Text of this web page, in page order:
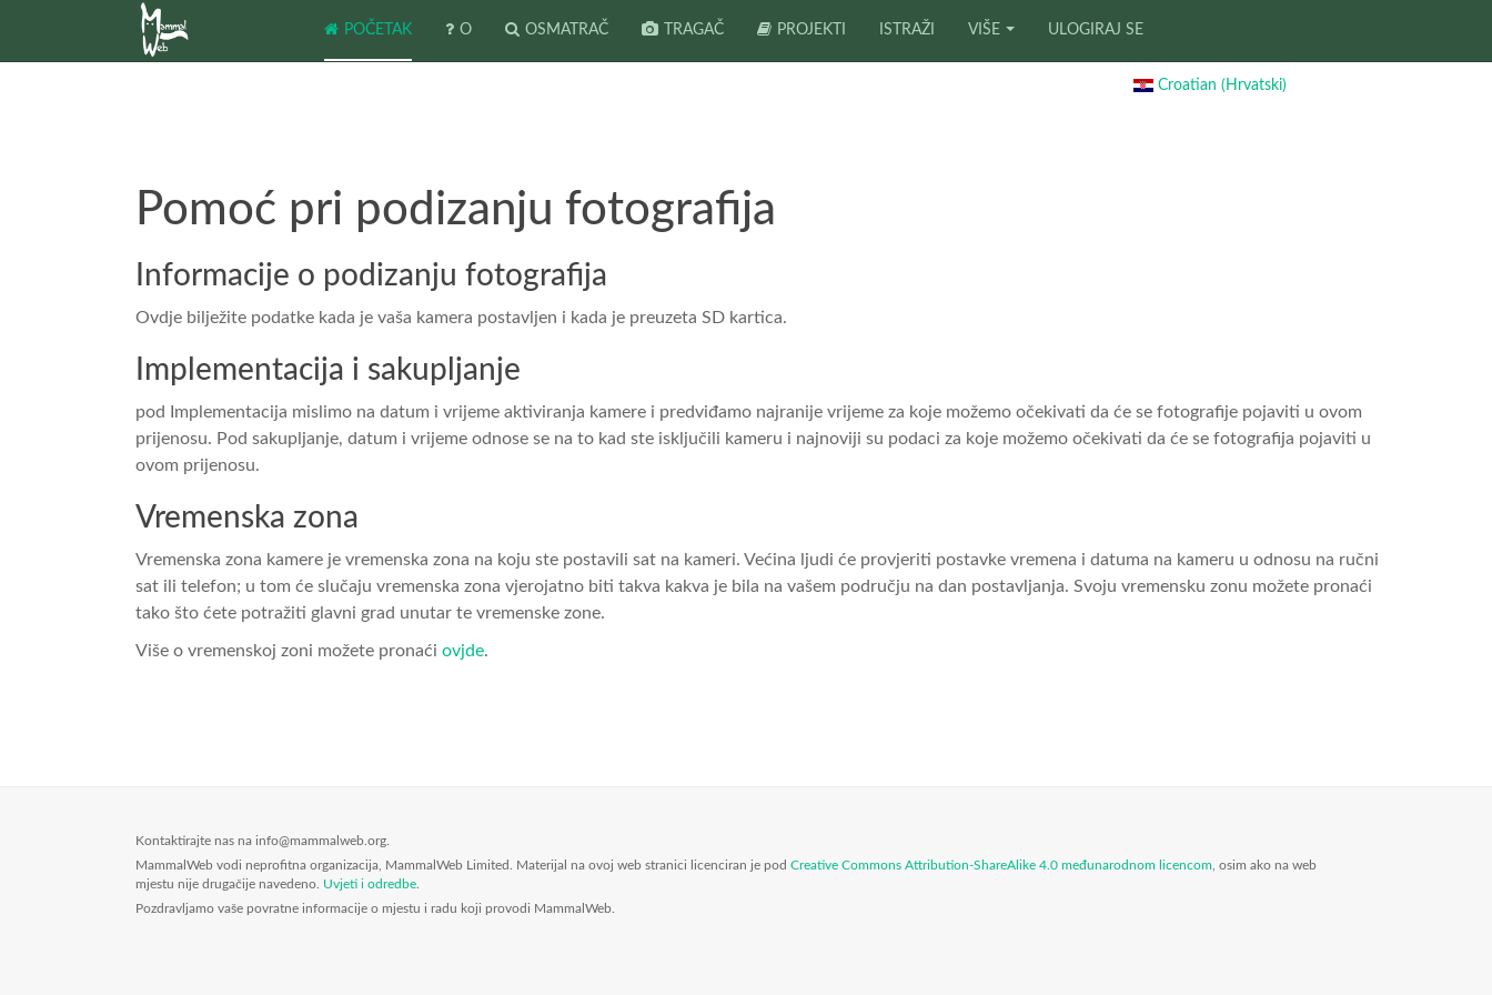
Croatian (Hrvatski)
POČETAK O OSMATRAČ TRAGAČ PROJEKTI ISTRAŽI VIŠE ULOGIRAJ SE
Pomoć pri podizanju fotografija
Informacije o podizanju fotografija
Ovdje bilježite podatke kada je vaša kamera postavljen i kada je preuzeta SD kartica.
Implementacija i sakupljanje
pod Implementacija mislimo na datum i vrijeme aktiviranja kamere i predviđamo najranije vrijeme za koje možemo očekivati ​​da će se fotografije pojaviti u ovom
prijenosu. Pod sakupljanje, datum i vrijeme odnose se na to kad ste isključili kameru i najnoviji su podaci za koje možemo očekivati ​​da će se fotografija pojaviti u
ovom prijenosu.
Vremenska zona
Vremenska zona kamere je vremenska zona na koju ste postavili sat na kameri. Većina ljudi će provjeriti postavke vremena i datuma na kameru u odnosu na ručni
sat ili telefon; u tom će slučaju vremenska zona vjerojatno biti takva kakva je bila na vašem području na dan postavljanja. Svoju vremensku zonu možete pronaći
tako što ćete potražiti glavni grad unutar te vremenske zone.
Više o vremenskoj zoni možete pronaći ovjde.
Kontaktirajte nas na info@mammalweb.org.
MammalWeb vodi neprofitna organizacija, MammalWeb Limited. Materijal na ovoj web stranici licenciran je pod Creative Commons Attribution-ShareAlike 4.0 međunarodnom licencom , osim ako na web
mjestu nije drugačije navedeno. Uvjeti i odredbe
Pozdravljamo vaše povratne informacije o mjestu i radu koji provodi MammalWeb.